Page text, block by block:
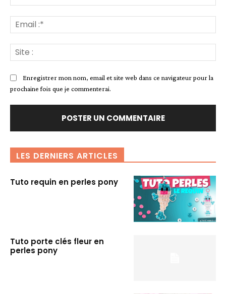
:*
:*
:
Enregistrer mon nom, email et site web dans ce navigateur pour la
prochaine fois que je commenterai.
LES DERNIERS ARTICLES
Tuto requin en perles pony
Tuto porte clés fleur en
perles pony